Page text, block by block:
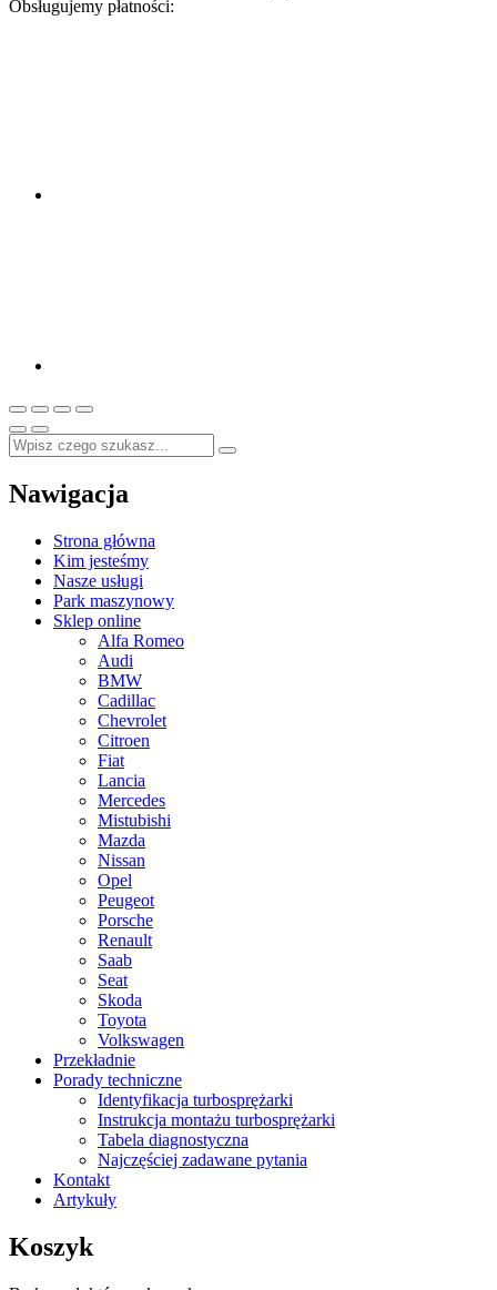
Obsługujemy płatności:
Nawigacja
Strona główna
Kim jesteśmy
Nasze usługi
Park maszynowy
Sklep online
Alfa Romeo
Audi
BMW
Cadillac
Chevrolet
Citroen
Fiat
Lancia
Mercedes
Mistubishi
Mazda
Nissan
Opel
Peugeot
Porsche
Renault
Saab
Seat
Skoda
Toyota
Volkswagen
Przekładnie
Porady techniczne
Identyfikacja turbosprężarki
Instrukcja montażu turbosprężarki
Tabela diagnostyczna
Najczęściej zadawane pytania
Kontakt
Artykuły
Koszyk